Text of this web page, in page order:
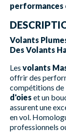
Volants
Des Volants
Les volants
offrir des
compétitions de
d'oies et un
assurent une
en vol.
professionnels